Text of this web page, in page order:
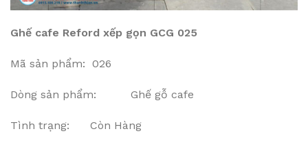
Ghế cafe Reford xếp gọn GCG 025
Mã sản phẩm: 026
Dòng sản phẩm: Ghế gỗ cafe
Tình trạng: Còn Hàng